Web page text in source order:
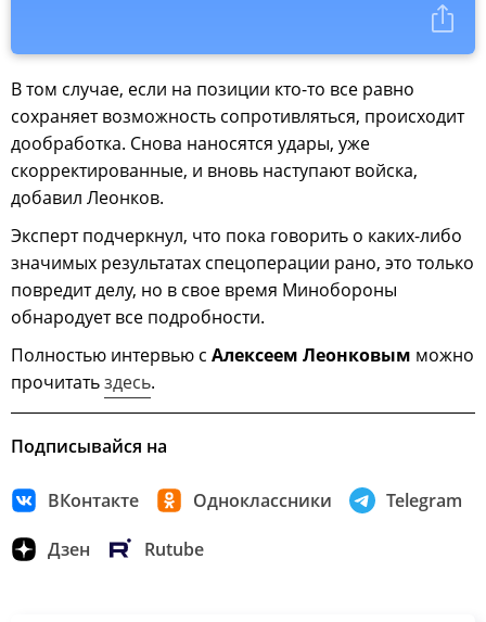
В том случае, если на позиции кто-то все равно
сохраняет возможность сопротивляться, происходит
дообработка. Снова наносятся удары, уже
скорректированные, и вновь наступают войска,
добавил Леонков.
Эксперт подчеркнул, что пока говорить о каких-либо
значимых результатах спецоперации рано, это только
повредит делу, но в свое время Минобороны
обнародует все подробности.
Полностью интервью с Алексеем Леонковым можно
прочитатьздесь.
Подписывайся на
ВКонтакте Одноклассники Telegram
Дзен Rutube